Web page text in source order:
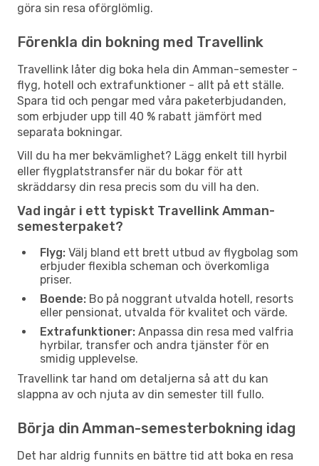
göra sin resa oförglömlig.
Förenkla din bokning med Travellink
Travellink låter dig boka hela din Amman-semester -
flyg, hotell och extrafunktioner - allt på ett ställe.
Spara tid och pengar med våra paketerbjudanden,
som erbjuder upp till 40 % rabatt jämfört med
separata bokningar.
Vill du ha mer bekvämlighet? Lägg enkelt till hyrbil
eller flygplatstransfer när du bokar för att
skräddarsy din resa precis som du vill ha den.
Vad ingår i ett typiskt Travellink Amman-
semesterpaket?
Flyg: Välj bland ett brett utbud av flygbolag som
erbjuder flexibla scheman och överkomliga
priser.
Boende: Bo på noggrant utvalda hotell, resorts
eller pensionat, utvalda för kvalitet och värde.
Extrafunktioner: Anpassa din resa med valfria
hyrbilar, transfer och andra tjänster för en
smidig upplevelse.
Travellink tar hand om detaljerna så att du kan
slappna av och njuta av din semester till fullo.
Börja din Amman-semesterbokning idag
Det har aldrig funnits en bättre tid att boka en resa